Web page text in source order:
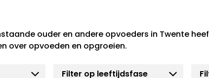
ouder en andere opvoeders in Twente
over opvoeden en opgroeien.